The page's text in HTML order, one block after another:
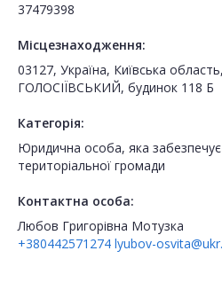
37479398
Місцезнаходження:
03127, Україна, Київська
ГОЛОСІЇВСЬКИЙ, будинок 118 Б
Категорія:
Юридична особа, яка
територіальної громади
Контактна особа:
Любов Григорівна Мотузка
+380442571274 lyubov-